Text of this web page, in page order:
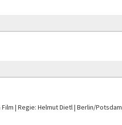
Film Regie: Helmut Dietl Berlin/Potsdam